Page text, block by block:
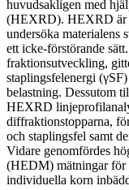
huvudsakligen med
(HEXRD). HEXRD är
undersöka materialens
ett icke-förstörande
fraktionsutveckling,
staplingsfelenergi
belastning. Dessutom
HEXRD
diffraktionstopparna,
och staplingsfel samt
Vidare genomfördes
(HEDM) mätningar för
individuella korn